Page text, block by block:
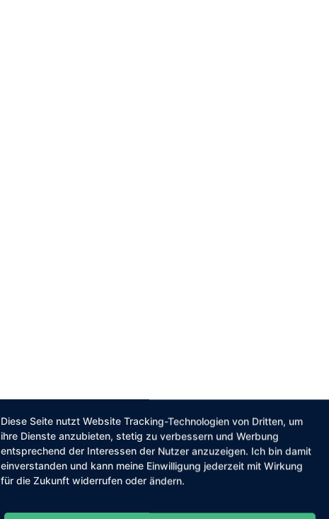
Diese Seite nutzt Website Tracking-Technologien von Dritten, um
ihre Dienste anzubieten, stetig zu verbessern und Werbung
entsprechend der Interessen der Nutzer anzuzeigen. Ich bin damit
einverstanden und kann meine Einwilligung jederzeit mit Wirkung
für die Zukunft widerrufen oder ändern.